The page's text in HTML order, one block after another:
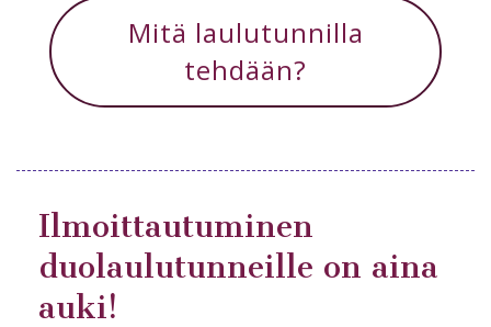
Mitä laulutunnilla
tehdään?
Ilmoittautuminen
duolaulutunneille on aina
auki!